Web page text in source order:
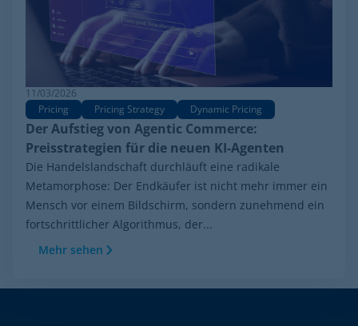
11/03/2026
Pricing
Pricing Strategy Dynamic Pricing
Der Aufstieg von Agentic Commerce:
Preisstrategien für die neuen KI-Agenten
Die Handelslandschaft durchläuft eine radikale
Metamorphose: Der Endkäufer ist nicht mehr immer ein
Mensch vor einem Bildschirm, sondern zunehmend ein
fortschrittlicher Algorithmus, der...
Mehr sehen